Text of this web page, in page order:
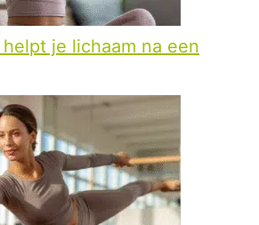
je lichaam na een